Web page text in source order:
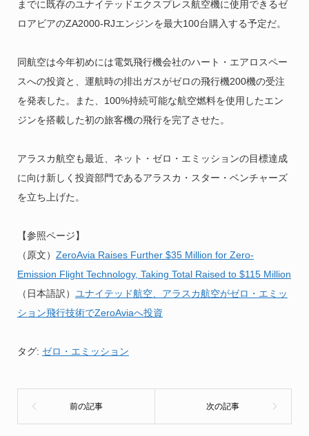
までに既存のユナイテッドエクスプレス航空機に使用できるゼ
ロアビアのZA2000-RJエンジンを最大100台購入する予定だ。
同航空は今年初めには電気飛行機会社のハート・エアロスペー
スへの投資と、運航時の排出ガスがゼロの飛行機200機の受注
を発表した。また、100%持続可能な航空燃料を使用したエン
ジンを搭載した初の旅客機の飛行を完了させた。
アラスカ航空も最近、ネット・ゼロ・エミッションの目標達成
に向け新しく投資部門であるアラスカ・スター・ベンチャーズ
を立ち上げた。
【参照ページ】
（原文） ​ZeroAvia Raises Further $35 Million for Zero-
Emission Flight Technology, Taking Total Raised to $115 Million
（日本語訳） ユナイテッド航空、アラスカ航空がゼロ・エミッ
ション飛行技術でZeroAviaへ投資
タグ: ゼロ・エミッション